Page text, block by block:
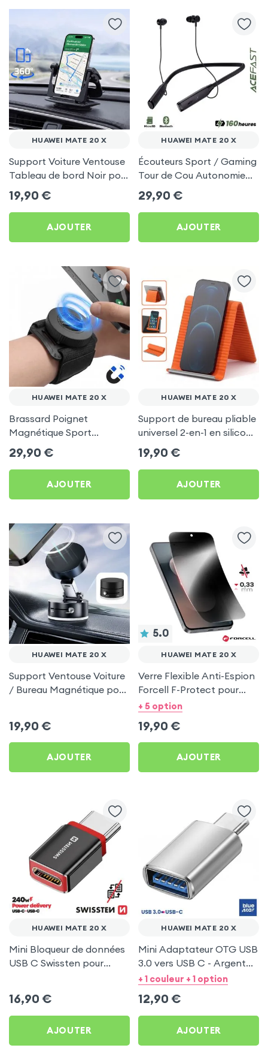
HUAWEI MATE 20 X
Support Voiture Ventouse
Tableau de bord Noir pour
Huawei Mate 20 X
19,90 €
AJOUTER
HUAWEI MATE 20 X
Écouteurs Sport / Gaming
Tour de Cou Autonomie
160h Acefast pour Huawei
Mate 20 X
29,90 €
AJOUTER
HUAWEI MATE 20 X
Brassard Poignet
Magnétique Sport
Universel pour Huawei
Mate 20 X
29,90 €
AJOUTER
HUAWEI MATE 20 X
Support de bureau pliable
universel 2-en-1 en silicone
pour smartphone et
tablette - Orange
19,90 €
AJOUTER
HUAWEI MATE 20 X
Support Ventouse Voiture
/ Bureau Magnétique pour
19,90 €
AJOUTER
5.0
HUAWEI MATE 20 X
Verre Flexible Anti-Espion
Forcell F-Protect pour
Huawei Mate 20 X
+ 5 option
19,90 €
AJOUTER
HUAWEI MATE 20 X
Mini Bloqueur de données
USB C Swissten pour
16,90 €
AJOUTER
HUAWEI MATE 20 X
Mini Adaptateur OTG USB
3.0 vers USB C - Argent
pour Huawei Mate 20 X
+ 1 couleur + 1 option
12,90 €
AJOUTER